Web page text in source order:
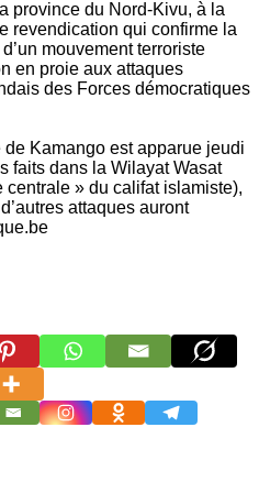
province du Nord-Kivu, à la
revendication qui confirme la
mouvement terroriste
en proie aux attaques
des Forces démocratiques
de Kamango est apparue jeudi
faits dans la Wilayat Wasat
centrale » du califat islamiste),
attaques auront